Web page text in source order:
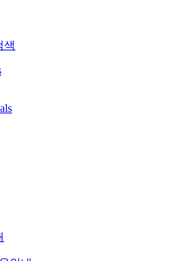
색